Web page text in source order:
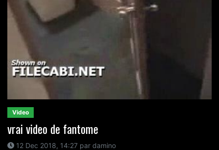
Video
vrai video de fantome
12 Dec 2018, 14:27 par damino